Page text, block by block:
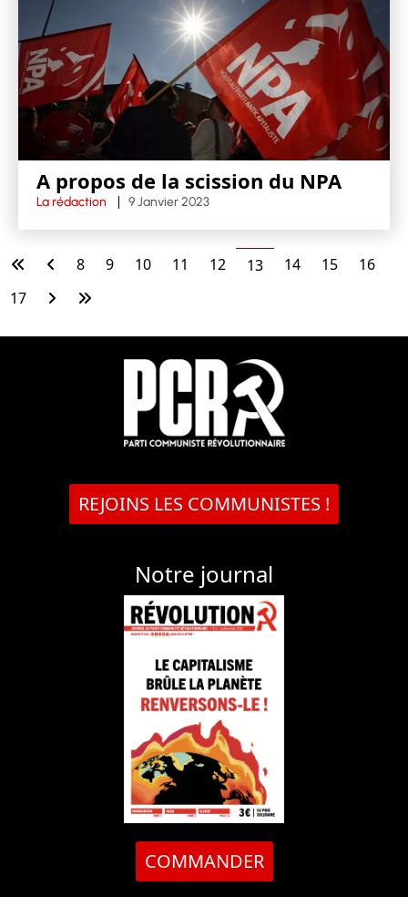
A propos de la scission du NPA
La rédaction 9 Janvier 2023
8 9 10 11 12 13 14 15
16
17
REJOINS LES COMMUNISTES !
Notre journal
COMMANDER